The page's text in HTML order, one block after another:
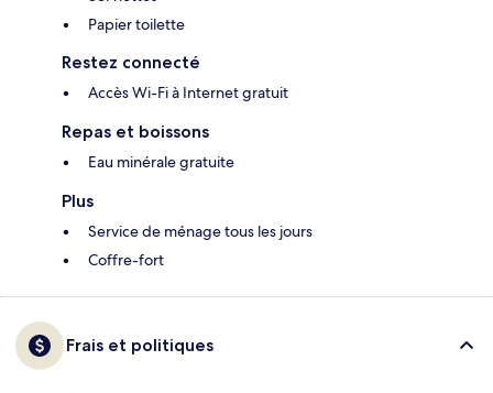
Papier toilette
Restez connecté
Accès Wi-Fi à Internet gratuit
Repas et boissons
Eau minérale gratuite
Plus
Service de ménage tous les jours
Coffre-fort
Frais et politiques